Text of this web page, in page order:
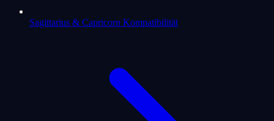
Sagittarius & Capricorn Kompatibilität